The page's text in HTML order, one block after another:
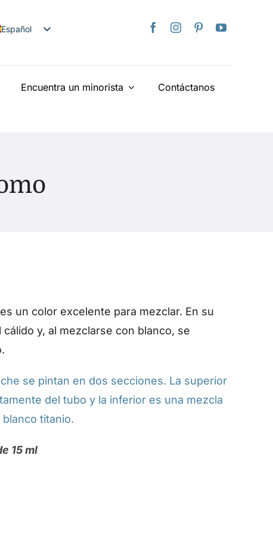
Español
日本語
Français
Tiếng Việt
Encuentra un minorista
Contáctanos
un color excelente para mezclar. En su
y, al mezclarse con blanco, se
se pintan en dos secciones. La superior
del tubo y la inferior es una mezcla
blanco titanio.
15 ml